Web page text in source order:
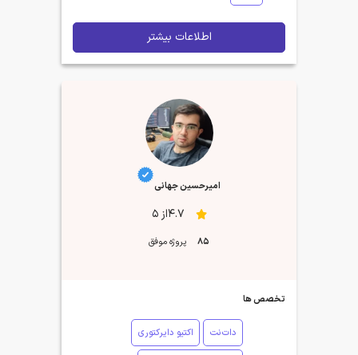
اطلاعات بیشتر
امیرحسین جهانی
4.7از 5
85 پروژه موفق
تخصص ها
دات‌نت اکتیو دایرکتوری